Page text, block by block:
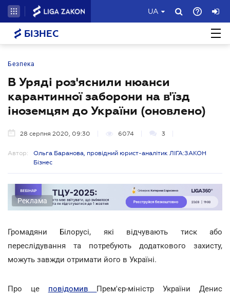
UA
БІЗНЕС
Безпека
В Уряді роз'яснили нюанси
карантинної заборони на в'їзд
іноземцям до України (оновлено)
28 серпня 2020, 09:30 6074 3
Автор:
Ольга Баранова, провідний юрист-аналітик ЛІГА:ЗАКОН
Бізнес
Реклама
Громадяни Білорусі, які відчувають тиск або
переслідування та потребують додаткового захисту,
можуть завжди отримати його в Україні.
Про це повідомив Прем'єр-міністр України Денис